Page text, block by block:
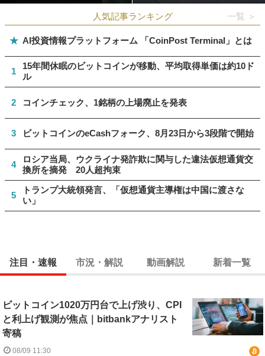
人気記事ランキング 一覧 ＞
★ AI投資情報プラットフォーム 「CoinPost Terminal」とは
1
15年間休眠のビットコインが移動、平均取得単価は約10ド
ル
2 コインチェック、1銘柄の上場廃止を発表
3 ビットコインのeCashフォーク、8月23日から3段階で開始
4
ロシア当局、ウクライナ発詐欺に関与した違法仮想通貨交
換所を摘発 20人超拘束
5
トランプ大統領発言、「仮想通貨主導権は中国に渡さな
い」
注目・速報 市況・解説 動画解説 新着一覧
ビットコイン1020万円台で上げ渋り、CPI
と利上げ観測が焦点｜bitbankアナリスト
寄稿
08/09 11:30